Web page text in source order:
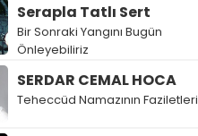
Serapla Tatlı Sert
Bir Sonraki Yangını Bugün
Önleyebiliriz
SERDAR CEMAL HOCA
Teheccüd Namazının Faziletleri